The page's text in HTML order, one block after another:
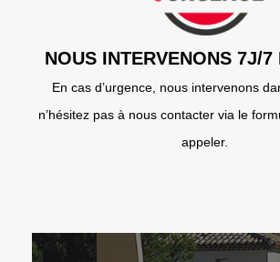
NOUS INTERVENONS 7J/7
En cas d’urgence, nous intervenons
n’hésitez pas à nous contacter via le
appeler.